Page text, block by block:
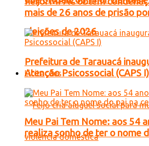
eleições de 2026
Licitações
mais de 26 anos de prisão
Prefeitura de Tarauacá
Atenção Psicossocial (CAPS I)
Meu Pai Tem Nome: aos 54
realiza sonho de ter o nome